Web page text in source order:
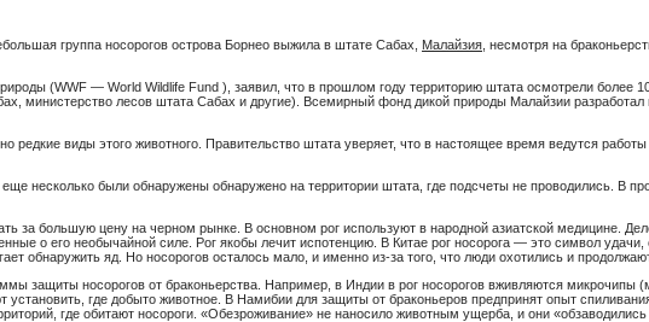
группа носорогов острова Борнео выжила в штате Сабах, Малайзия , несмотря на
(WWF — World Wildlife Fund ), заявил, что в прошлом году территорию штата осмотрели более
министерство лесов штата Сабах и другие). Всемирный фонд дикой природы Малайзии
редкие виды этого животного. Правительство штата уверяет, что в настоящее время ведутся
несколько были обнаружены обнаружено на территории штата, где подсчеты не проводились. В
за большую цену на черном рынке. В основном рог используют в народной азиатской медицине.
о его необычайной силе. Рог якобы лечит испотенцию. В Китае рог носорога — это символ
обнаружить яд. Но носорогов осталось мало, и именно из-за того, что люди охотились и
защиты носорогов от браконьерства. Например, в Индии в рог носорогов вживляются микрочипы
где добыто животное. В Намибии для защиты от браконьеров предпринят опыт
где обитают носороги. «Обезроживание» не наносило животным ущерба, и они